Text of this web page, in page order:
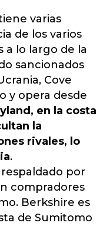
varias
de los varios
lo largo de la
sancionados
Cove
y opera desde
en la costa
la
rivales, lo
.
por
compradores
Berkshire es
de Sumitomo